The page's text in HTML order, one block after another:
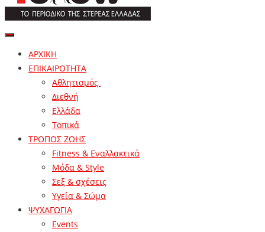
ΑΡΧΙΚΗ
ΕΠΙΚΑΙΡΟΤΗΤΑ
Αθλητισμός
Διεθνή
Ελλάδα
Τοπικά
ΤΡΟΠΟΣ ΖΩΗΣ
Fitness & Εναλλακτικά
Μόδα & Style
Σεξ & σχέσεις
Υγεία & Σώμα
ΨΥΧΑΓΩΓΙΑ
Events